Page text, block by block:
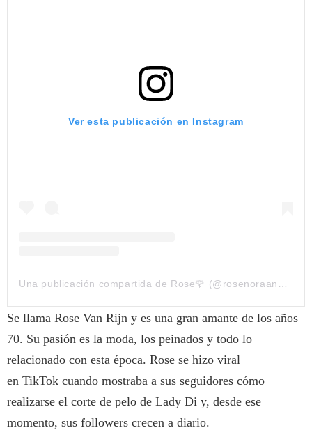
Ver esta publicación en Instagram
Se llama Rose Van Rijn y es una gran amante de los años
70. Su pasión es la moda, los peinados y todo lo
relacionado con esta época. Rose se hizo viral
en TikTok cuando mostraba a sus seguidores cómo
realizarse el corte de pelo de Lady Di y, desde ese
momento, sus followers crecen a diario.